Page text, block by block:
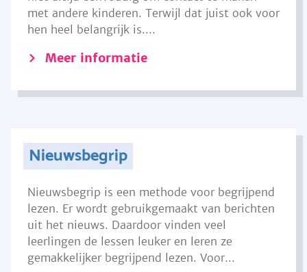
met andere kinderen. Terwijl dat juist ook voor
hen heel belangrijk is....
Meer informatie
Nieuwsbegrip
Nieuwsbegrip is een methode voor begrijpend
lezen. Er wordt gebruikgemaakt van berichten
uit het nieuws. Daardoor vinden veel
leerlingen de lessen leuker en leren ze
gemakkelijker begrijpend lezen. Voor...